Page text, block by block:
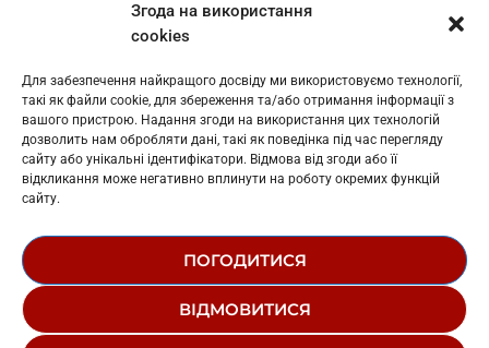
Згода на використання
cookies
Для забезпечення найкращого досвіду ми використовуємо технології,
такі як файли cookie, для збереження та/або отримання інформації з
вашого пристрою. Надання згоди на використання цих технологій
дозволить нам обробляти дані, такі як поведінка під час перегляду
сайту або унікальні ідентифікатори. Відмова від згоди або її
відкликання може негативно вплинути на роботу окремих функцій
сайту.
ПОГОДИТИСЯ
ВІДМОВИТИСЯ
: L11-01410
: L11-01801
Косів: L11-01805
Гарасимів: L11-02274
© 1995-2026 РК «ЗАХІДНИЙ ПОЛЮС»
РЕДАКЦІЙНИЙ СТАТУТ